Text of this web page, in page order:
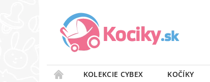
KOLEKCIE CYBEX KOČÍKY